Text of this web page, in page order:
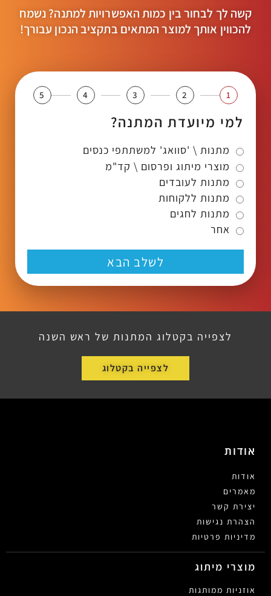
קשה לך לבחור בין כמות האפשרויות למתנה? נשמח
להכווין אותך למוצר המתאים בתקציב הנכון עבורך!
1
2
3
4
5
למי מיועדת המתנה?
מתנות \ 'סוואג' למשתתפי כנסים
מוצרי מיתוג ופרסום \ קד"מ
מתנות לעובדים
מתנות ללקוחות
מתנות לחגים
אחר
לשלב הבא
לצפייה בקטלוג המתנות של ראש השנה
לצפייה בקטלוג
אודות
אודות
מאמרים
יצירת קשר
הצהרת נגישות
מדיניות פרטיות
מוצרי מיתוג
אוזניות ממותגות